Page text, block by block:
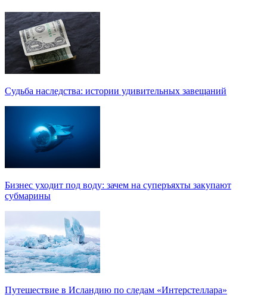
Судьба наследства: истории удивительных завещаний
Бизнес уходит под воду: зачем на суперъяхты закупают
субмарины
Путешествие в Исландию по следам «Интерстеллара»